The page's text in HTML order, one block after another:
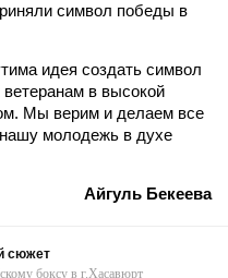
символ победы в
идея создать символ
в высокой
Мы верим и делаем все
молодежь в духе
Айгуль Бекеева
сюжет
боксу в г.Хасавюрт